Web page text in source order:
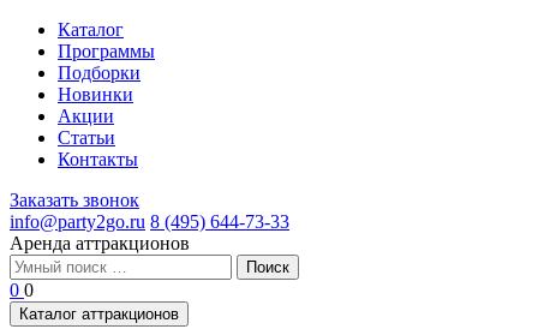
Каталог
Программы
Подборки
Новинки
Акции
Статьи
Контакты
Заказать звонок
info@party2go.ru 8 (495) 644-73-33
Аренда аттракционов
Найти:
0 0
Каталог аттракционов